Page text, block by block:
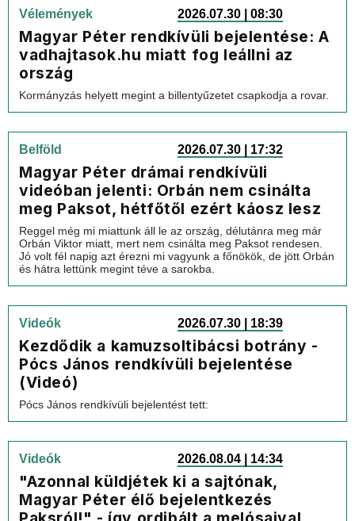
Vélemények 2026.07.30 | 08:30
Magyar Péter rendkívüli bejelentése: A
vadhajtasok.hu miatt fog leállni az
ország
Kormányzás helyett megint a billentyűzetet csapkodja a rovar.
Belföld 2026.07.30 | 17:32
Magyar Péter drámai rendkívüli
videóban jelenti: Orbán nem csinálta
meg Paksot, hétfőtől ezért káosz lesz
Reggel még mi miattunk áll le az ország, délutánra meg már
Orbán Viktor miatt, mert nem csinálta meg Paksot rendesen.
Jó volt fél napig azt érezni mi vagyunk a főnökök, de jött Orbán
és hátra lettünk megint téve a sarokba.
Videók 2026.07.30 | 18:39
Kezdődik a kamuzsoltibácsi botrány -
Pócs János rendkívüli bejelentése
(Videó)
Pócs János rendkívüli bejelentést tett:
Videók 2026.08.04 | 14:34
"Azonnal küldjétek ki a sajtónak,
Magyar Péter élő bejelentkezés